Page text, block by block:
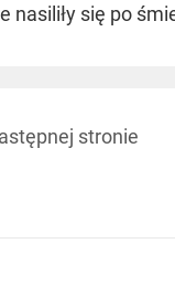
nasiliły się po
stronie